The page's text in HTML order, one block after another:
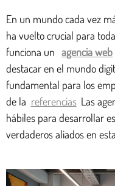
En un mundo cada vez
ha vuelto crucial para
funciona un agencia web
destacar en el mundo
fundamental para los
de la referencias Las
hábiles para desarrollar
verdaderos aliados en